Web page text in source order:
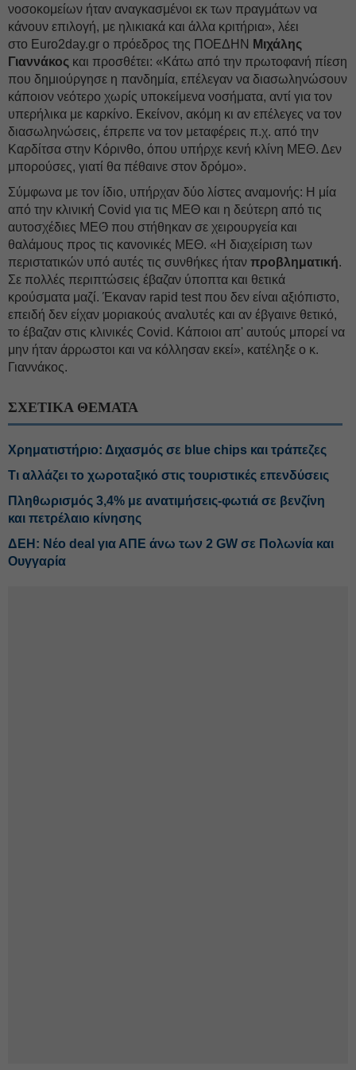
νοσοκομείων ήταν αναγκασμένοι εκ των πραγμάτων να
κάνουν επιλογή, με ηλικιακά και άλλα κριτήρια», λέει
στο Euro2day.gr o πρόεδρος της ΠΟΕΔΗΝ Μιχάλης
Γιαννάκος και προσθέτει: «Κάτω από την πρωτοφανή πίεση
που δημιούργησε η πανδημία, επέλεγαν να διασωληνώσουν
κάποιον νεότερο χωρίς υποκείμενα νοσήματα, αντί για τον
υπερήλικα με καρκίνο. Εκείνον, ακόμη κι αν επέλεγες να τον
διασωληνώσεις, έπρεπε να τον μεταφέρεις π.χ. από την
Καρδίτσα στην Κόρινθο, όπου υπήρχε κενή κλίνη ΜΕΘ. Δεν
μπορούσες, γιατί θα πέθαινε στον δρόμο».
Σύμφωνα με τον ίδιο, υπήρχαν δύο λίστες αναμονής: Η μία
από την κλινική Covid για τις ΜΕΘ και η δεύτερη από τις
αυτοσχέδιες ΜΕΘ που στήθηκαν σε χειρουργεία και
θαλάμους προς τις κανονικές ΜΕΘ. «Η διαχείριση των
περιστατικών υπό αυτές τις συνθήκες ήταν προβληματική.
Σε πολλές περιπτώσεις έβαζαν ύποπτα και θετικά
κρούσματα μαζί. Έκαναν rapid test που δεν είναι αξιόπιστο,
επειδή δεν είχαν μοριακούς αναλυτές και αν έβγαινε θετικό,
το έβαζαν στις κλινικές Covid. Κάποιοι απ' αυτούς μπορεί να
μην ήταν άρρωστοι και να κόλλησαν εκεί», κατέληξε ο κ.
Γιαννάκος.
ΣΧΕΤΙΚΑ ΘΕΜΑΤΑ
Χρηματιστήριο: Διχασμός σε blue chips και τράπεζες
Τι αλλάζει το χωροταξικό στις τουριστικές επενδύσεις
Πληθωρισμός 3,4% με ανατιμήσεις-φωτιά σε βενζίνη
και πετρέλαιο κίνησης
ΔΕΗ: Νέο deal για ΑΠΕ άνω των 2 GW σε Πολωνία και
Ουγγαρία